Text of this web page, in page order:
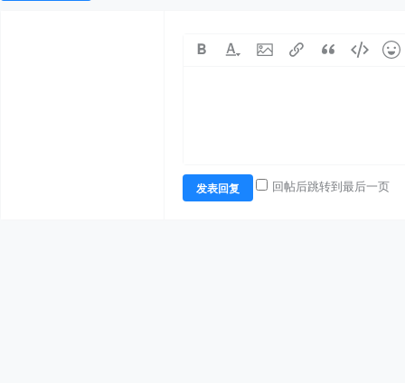
发表回复 回帖后跳转到最后一页